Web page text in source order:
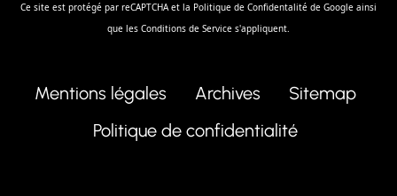
Ce site est protégé par reCAPTCHA et la Politique de Confidentalité de Google ainsi
que les Conditions de Service s'appliquent.
Mentions légales Archives
Sitemap
Politique de confidentialité